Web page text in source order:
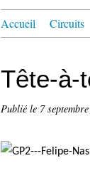
Accueil Circuits
Tête-à-
Publié le 7